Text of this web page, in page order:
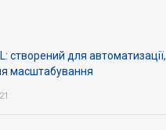
створений для автоматизації,
масштабування